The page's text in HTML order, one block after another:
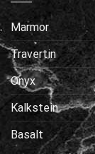
Marmor
Travertin
Onyx
Kalkstein
Basalt